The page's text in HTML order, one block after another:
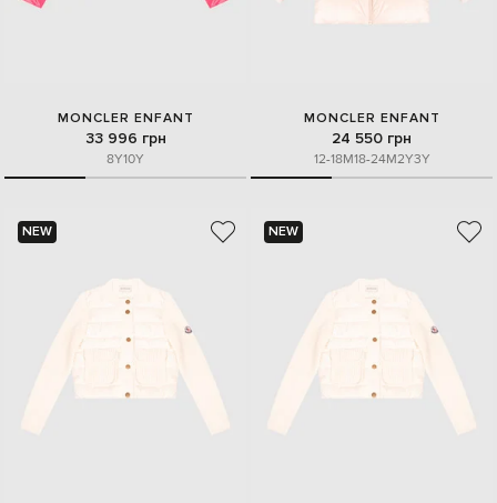
MONCLER ENFANT
33 996 грн
8Y10Y
MONCLER ENFANT
24 550 грн
12-18M18-24M2Y3Y
NEW NEW